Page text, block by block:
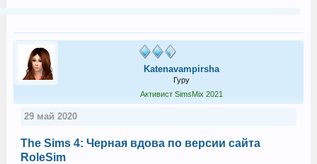
Katenavampirsha
Гуру
Активист SimsMix 2021
29 май 2020
The Sims 4: Черная вдова по версии сайта
RoleSim